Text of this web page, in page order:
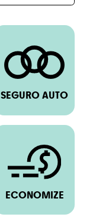
SEGURO AUTO
ECONOMIZE